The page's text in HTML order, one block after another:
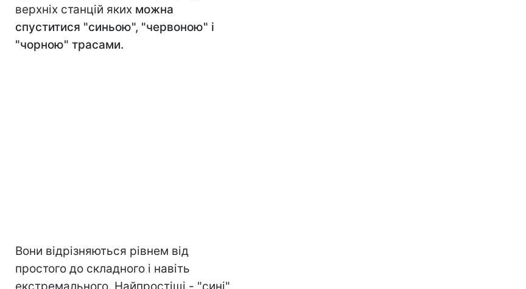
верхніх станцій яких можна
спуститися "синьою", "червоною" і
"чорною" трасами.
Вони відрізняються рівнем від
простого до складного і навіть